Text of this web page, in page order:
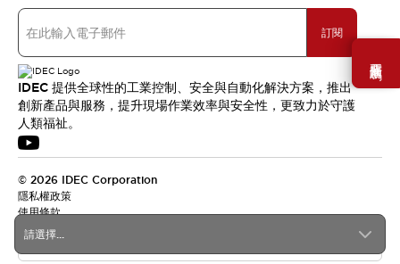
需要幫助嗎？
請選擇...
訂閱
IDEC 提供全球性的工業控制、安全與自動化解決方案，推出
創新產品與服務，提升現場作業效率與安全性，更致力於守護
人類福祉。
© 2026 IDEC Corporation
隱私權政策
使用條款
台灣